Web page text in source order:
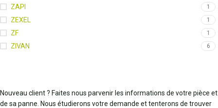
ZAPI 1
ZEXEL 1
ZF 1
ZIVAN 6
Nouveau client ? Faites nous parvenir les informations de votre pièce et
de sa panne. Nous étudierons votre demande et tenterons de trouver